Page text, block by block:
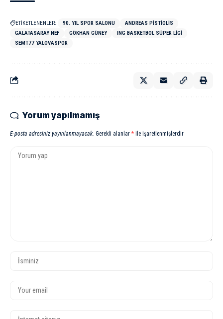
ETİKETLENENLER: 90. YIL SPOR SALONU
ANDREAS PISTIOLIS
GALATASARAY NEF
GÖKHAN GÜNEY
ING BASKETBOL SÜPER LIGI
SEMT77 YALOVASPOR
Yorum yapılmamış
E-posta adresiniz yayınlanmayacak. Gerekli alanlar * ile işaretlenmişlerdir